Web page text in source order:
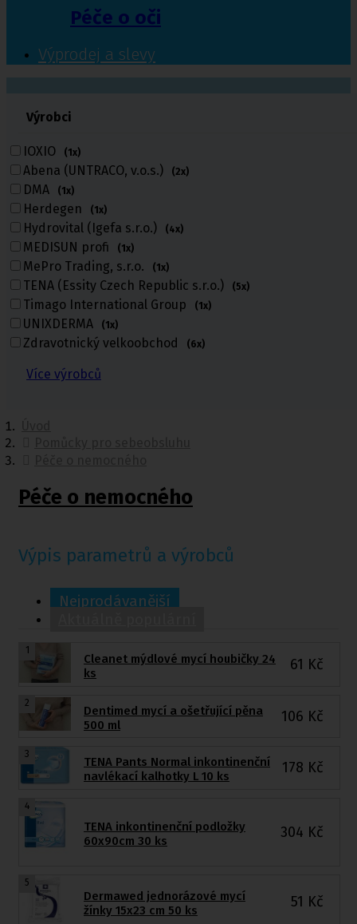
Péče o oči
Výprodej a slevy
Výrobci
IOXIO (1x)
Abena (UNTRACO, v.o.s.) (2x)
DMA (1x)
Herdegen (1x)
Hydrovital (Igefa s.r.o.) (4x)
MEDISUN profi (1x)
MePro Trading, s.r.o. (1x)
TENA (Essity Czech Republic s.r.o.) (5x)
Timago International Group (1x)
UNIXDERMA (1x)
Zdravotnický velkoobchod (6x)
Více výrobců
volejte
Péče o nemocného
Výpis parametrů a výrobců
Nejprodávanější
1
Cleanet mýdlové mycí houbičky 24
ks
61 Kč
2
Dentimed mycí a ošetřující pěna
500 ml
106 Kč
3
TENA Pants Normal inkontinenční
navlékací kalhotky L 10 ks
178 Kč
4
TENA inkontinenční podložky
60x90cm 30 ks
304 Kč
5
Dermawed jednorázové mycí
žínky 15x23 cm 50 ks
51 Kč